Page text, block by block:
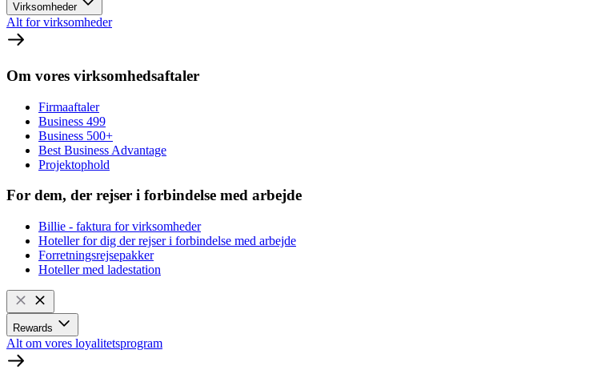
Virksomheder
Alt for virksomheder
Om vores virksomhedsaftaler
Firmaaftaler
Business 499
Business 500+
Best Business Advantage
Projektophold
For dem, der rejser i forbindelse med arbejde
Billie - faktura for virksomheder
Hoteller for dig der rejser i forbindelse med arbejde
Forretningsrejsepakker
Hoteller med ladestation
Rewards
Alt om vores loyalitetsprogram